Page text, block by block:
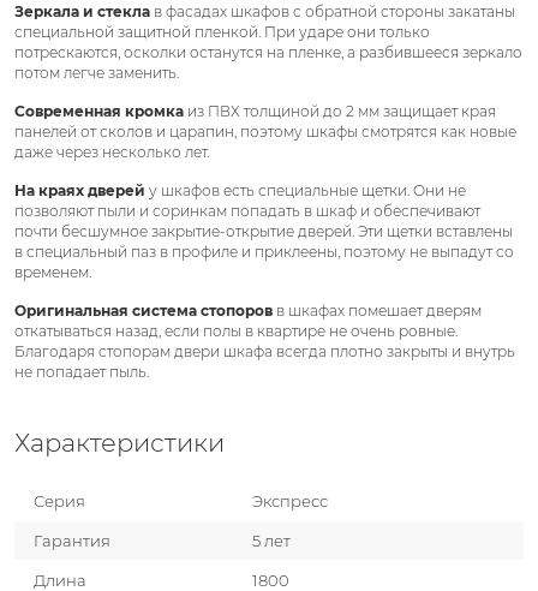
Зеркала и стекла в фасадах шкафов с обратной стороны закатаны
специальной защитной пленкой. При ударе они только
потрескаются, осколки останутся на пленке, а разбившееся зеркало
потом легче заменить.
Современная кромка из ПВХ толщиной до 2 мм защищает края
панелей от сколов и царапин, поэтому шкафы смотрятся как новые
даже через несколько лет.
На краях дверей у шкафов есть специальные щетки. Они не
позволяют пыли и соринкам попадать в шкаф и обеспечивают
почти бесшумное закрытие-открытие дверей. Эти щетки вставлены
в специальный паз в профиле и приклеены, поэтому не выпадут со
временем.
Оригинальная система стопоров в шкафах помешает дверям
откатываться назад, если полы в квартире не очень ровные.
Благодаря стопорам двери шкафа всегда плотно закрыты и внутрь
не попадает пыль.
Характеристики
Серия Экспресс
Гарантия 5 лет
Длина 1800